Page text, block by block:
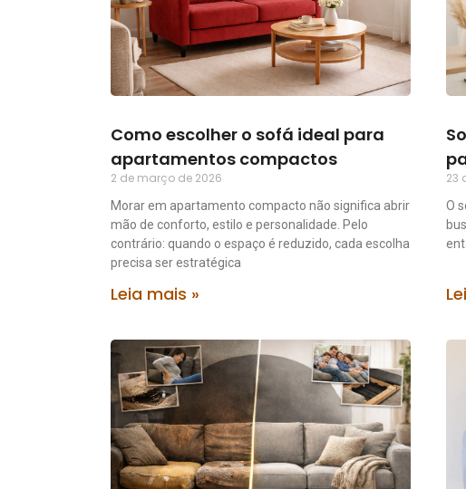
Como escolher o sofá ideal para
apartamentos compactos
2 de março de 2026
Morar em apartamento compacto não significa abrir
mão de conforto, estilo e personalidade. Pelo
contrário: quando o espaço é reduzido, cada escolha
precisa ser estratégica
Leia mais »
23
O